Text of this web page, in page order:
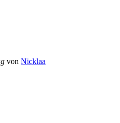
von Nicklaa